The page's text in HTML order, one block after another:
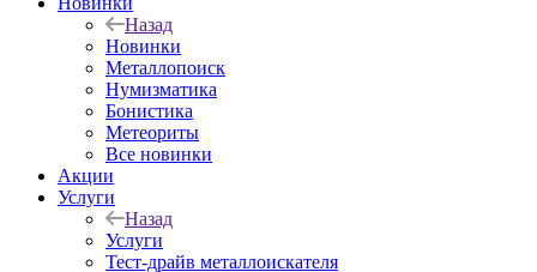
Назад
Новинки
Металлопоиск
Нумизматика
Бонистика
Метеориты
Все новинки
Акции
Услуги
Назад
Услуги
Тест-драйв металлоискателя